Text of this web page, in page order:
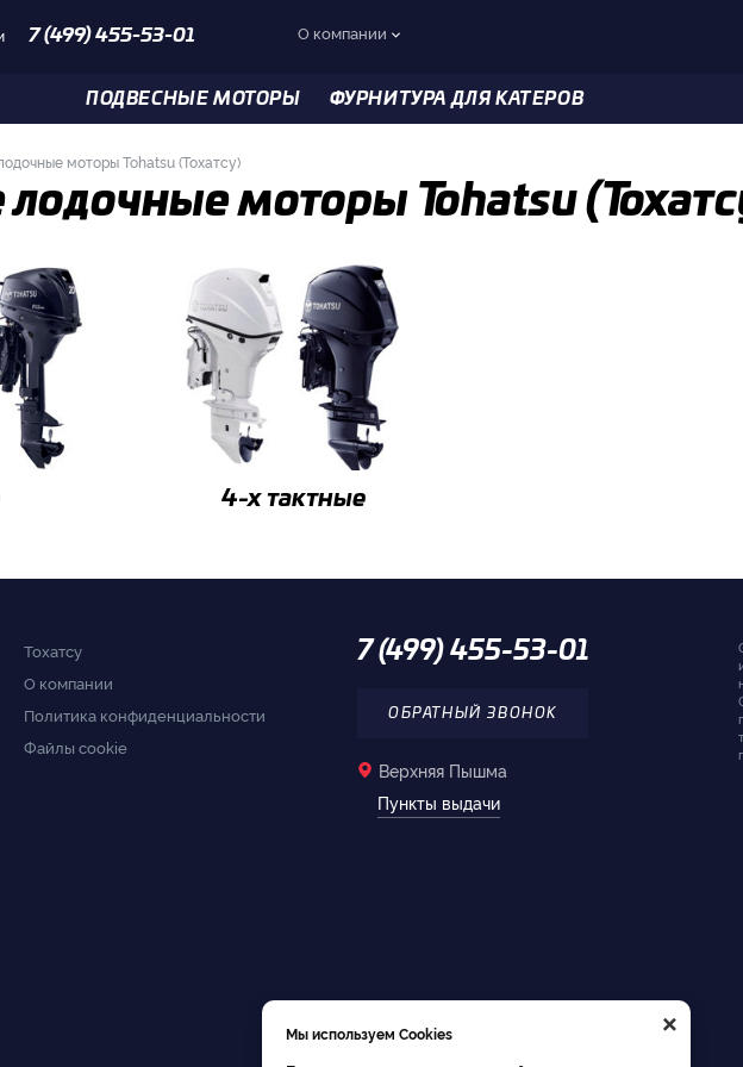
7 (499) 455-53-01 О компании
ПОДВЕСНЫЕ МОТОРЫ ФУРНИТУРА ДЛЯ КАТЕРОВ
моторы Tohatsu (Тохатсу)
моторы Tohatsu
4-x тактные
Тохатсу
О компании
Политика конфиденциальности
Файлы cookie
7 (499) 455-53-01
ОБРАТНЫЙ ЗВОНОК
Верхняя Пышма
Пункты выдачи
×
Мы используем Cookies